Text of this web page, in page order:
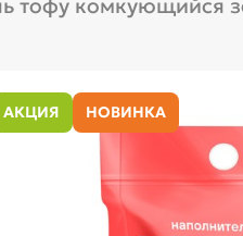
тофу комкующийся
АКЦИЯ НОВИНКА